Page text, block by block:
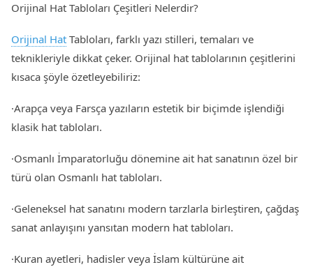
Orijinal Hat Tabloları Çeşitleri Nelerdir?
Orijinal Hat Tabloları, farklı yazı stilleri, temaları ve
teknikleriyle dikkat çeker. Orijinal hat tablolarının çeşitlerini
kısaca şöyle özetleyebiliriz:
·Arapça veya Farsça yazıların estetik bir biçimde işlendiği
klasik hat tabloları.
·Osmanlı İmparatorluğu dönemine ait hat sanatının özel bir
türü olan Osmanlı hat tabloları.
·Geleneksel hat sanatını modern tarzlarla birleştiren, çağdaş
sanat anlayışını yansıtan modern hat tabloları.
·Kuran ayetleri, hadisler veya İslam kültürüne ait